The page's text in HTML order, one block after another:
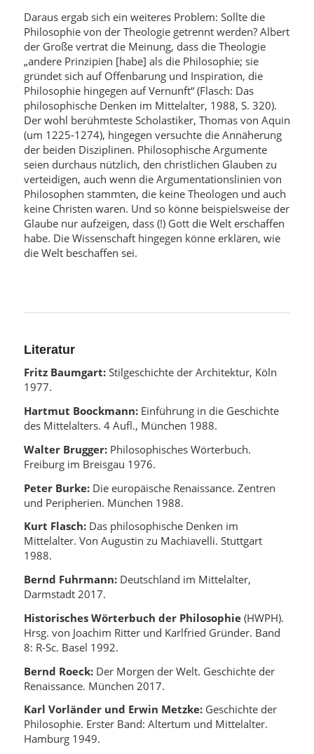
Daraus ergab sich ein weiteres Problem: Sollte die
Philosophie von der Theologie getrennt werden? Albert
der Große vertrat die Meinung, dass die Theologie
„andere Prinzipien [habe] als die Philosophie; sie
gründet sich auf Offenbarung und Inspiration, die
Philosophie hingegen auf Vernunft“ (Flasch: Das
philosophische Denken im Mittelalter, 1988, S. 320).
Der wohl berühmteste Scholastiker, Thomas von Aquin
(um 1225-1274), hingegen versuchte die Annäherung
der beiden Disziplinen. Philosophische Argumente
seien durchaus nützlich, den christlichen Glauben zu
verteidigen, auch wenn die Argumentationslinien von
Philosophen stammten, die keine Theologen und auch
keine Christen waren. Und so könne beispielsweise der
Glaube nur aufzeigen, dass (!) Gott die Welt erschaffen
habe. Die Wissenschaft hingegen könne erklären, wie
die Welt beschaffen sei.
Literatur
Fritz Baumgart:Stilgeschichte der Architektur, Köln
1977.
Hartmut Boockmann:Einführung in die Geschichte
des Mittelalters. 4 Aufl., München 1988.
Walter Brugger:Philosophisches Wörterbuch.
Freiburg im Breisgau 1976.
Peter Burke: Die europäische Renaissance. Zentren
und Peripherien. München 1988.
Kurt Flasch: Das philosophische Denken im
Mittelalter. Von Augustin zu Machiavelli. Stuttgart
1988.
Bernd Fuhrmann:Deutschland im Mittelalter,
Darmstadt 2017.
Historisches Wörterbuch der Philosophie(HWPH).
Hrsg. von Joachim Ritter und Karlfried Gründer. Band
8: R-Sc. Basel 1992.
Bernd Roeck:Der Morgen der Welt. Geschichte der
Renaissance. München 2017.
Karl Vorländer und Erwin Metzke:Geschichte der
Philosophie. Erster Band: Altertum und Mittelalter.
Hamburg 1949.